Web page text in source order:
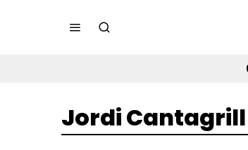
Jordi Cantagrill